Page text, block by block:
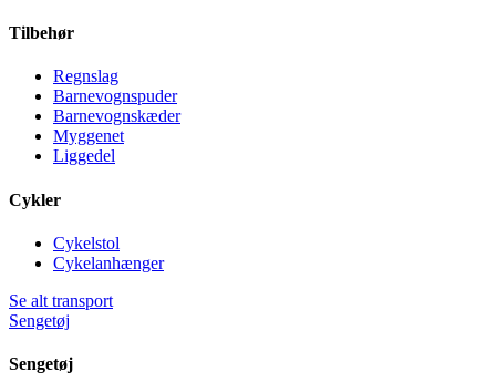
Tilbehør
Regnslag
Barnevognspuder
Barnevognskæder
Myggenet
Liggedel
Cykler
Cykelstol
Cykelanhænger
Se alt transport
Sengetøj
Sengetøj